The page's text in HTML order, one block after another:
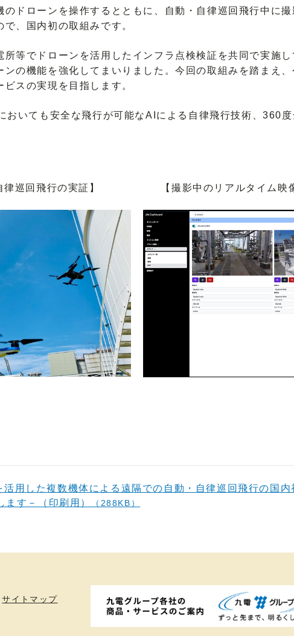
ドローンを操作するとともに、自動・自律巡回飛行中に
、国内初の取組みです。
等でドローンを活用したインフラ点検検証を共同で実施
の機能を強化してまいりました。今回の取組みを踏まえ
スの実現を目指します。
おいても安全な飛行が可能なAIによる自律飛行技術、360
巡回飛行の実証】 【撮影中のリアルタイム映
用した複数機体による遠隔での自動・自律巡回飛行の国
す－（印刷用）
（288KB）
サイトマップ